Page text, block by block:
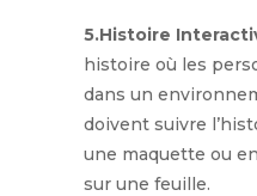
5.Histoire
histoire où les
dans un
doivent suivre
une maquette ou
sur une feuille.